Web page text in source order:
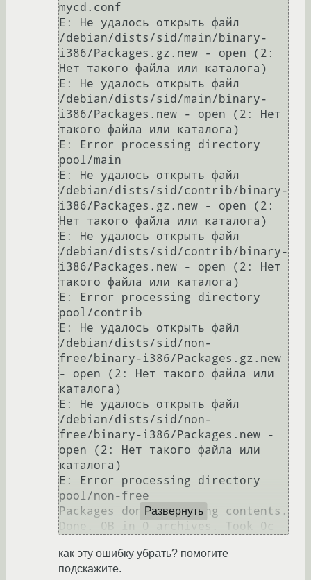
mycd.conf
E: Не удалось открыть файл
/debian/dists/sid/main/binary-
i386/Packages.gz.new - open (2:
Нет такого файла или каталога)
E: Не удалось открыть файл
/debian/dists/sid/main/binary-
i386/Packages.new - open (2: Нет
такого файла или каталога)
E: Error processing directory
pool/main
E: Не удалось открыть файл
/debian/dists/sid/contrib/binary-
i386/Packages.gz.new - open (2:
Нет такого файла или каталога)
E: Не удалось открыть файл
/debian/dists/sid/contrib/binary-
i386/Packages.new - open (2: Нет
такого файла или каталога)
E: Error processing directory
pool/contrib
E: Не удалось открыть файл
/debian/dists/sid/non-
free/binary-i386/Packages.gz.new
- open (2: Нет такого файла или
каталога)
E: Не удалось открыть файл
/debian/dists/sid/non-
free/binary-i386/Packages.new -
open (2: Нет такого файла или
каталога)
E: Error processing directory
pool/non-free
Packages done, Starting contents.
Done. 0B in 0 archives. Took 0с
Развернуть
как эту ошибку убрать? помогите
подскажите.